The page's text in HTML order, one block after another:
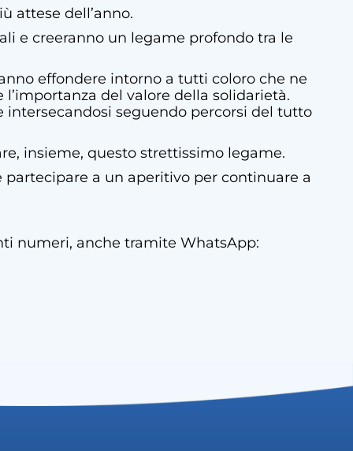
attese dell’anno.
e creeranno un legame profondo tra le
effondere intorno a tutti coloro che ne
del valore della solidarietà.
intersecandosi seguendo percorsi del tutto
insieme, questo strettissimo legame.
a un aperitivo per continuare a
numeri, anche tramite WhatsApp: